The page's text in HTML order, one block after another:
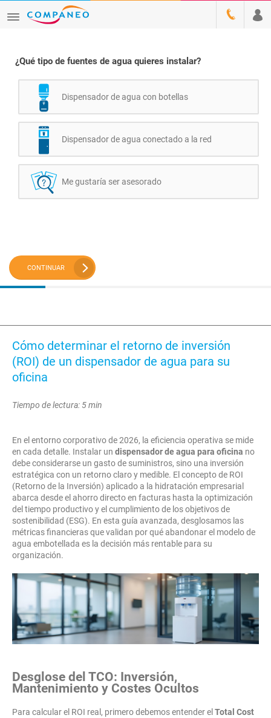
¿Qué tipo de fuentes de agua quieres instalar?
Dispensador de agua con botellas
Dispensador de agua conectado a la red
Me gustaría ser asesorado
CONTINUAR
Cómo determinar el retorno de inversión
(ROI) de un dispensador de agua para su
oficina
Tiempo de lectura: 5 min
En el entorno corporativo de 2026, la eficiencia operativa se mide
en cada detalle. Instalar un dispensador de agua para oficina no
debe considerarse un gasto de suministros, sino una inversión
estratégica con un retorno claro y medible. El concepto de ROI
(Retorno de la Inversión) aplicado a la hidratación empresarial
abarca desde el ahorro directo en facturas hasta la optimización
del tiempo productivo y el cumplimiento de los objetivos de
sostenibilidad (ESG). En esta guía avanzada, desglosamos las
métricas financieras que validan por qué abandonar el modelo de
agua embotellada es la decisión más rentable para su
organización.
Desglose del TCO: Inversión,
Mantenimiento y Costes Ocultos
Para calcular el ROI real, primero debemos entender el Total Cost